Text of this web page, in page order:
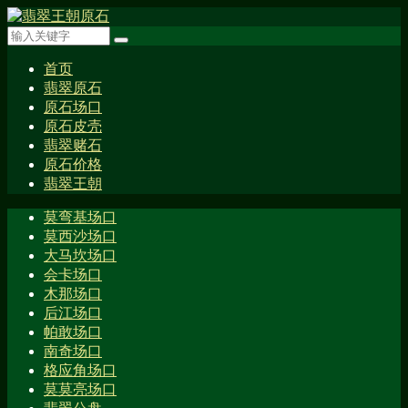
首页
翡翠原石
原石场口
原石皮壳
翡翠赌石
原石价格
翡翠王朝
莫弯基场口
莫西沙场口
大马坎场口
会卡场口
木那场口
后江场口
帕敢场口
南奇场口
格应角场口
莫莫亮场口